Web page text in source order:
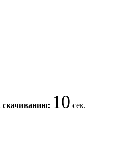
скачиванию: 10 сек.